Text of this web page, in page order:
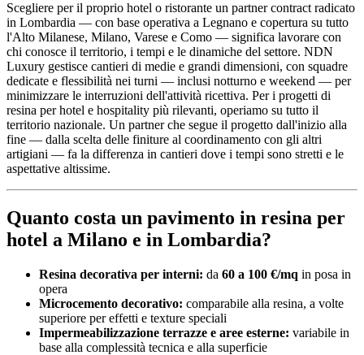
Scegliere per il proprio hotel o ristorante un partner contract radicato
in Lombardia — con base operativa a Legnano e copertura su tutto
l'Alto Milanese, Milano, Varese e Como — significa lavorare con
chi conosce il territorio, i tempi e le dinamiche del settore. NDN
Luxury gestisce cantieri di medie e grandi dimensioni, con squadre
dedicate e flessibilità nei turni — inclusi notturno e weekend — per
minimizzare le interruzioni dell'attività ricettiva. Per i progetti di
resina per hotel e hospitality più rilevanti, operiamo su tutto il
territorio nazionale. Un partner che segue il progetto dall'inizio alla
fine — dalla scelta delle finiture al coordinamento con gli altri
artigiani — fa la differenza in cantieri dove i tempi sono stretti e le
aspettative altissime.
Quanto costa un pavimento in resina per
hotel a Milano e in Lombardia?
Resina decorativa per interni: da 60 a 100 €/mq in posa in
opera
Microcemento decorativo: comparabile alla resina, a volte
superiore per effetti e texture speciali
Impermeabilizzazione terrazze e aree esterne: variabile in
base alla complessità tecnica e alla superficie